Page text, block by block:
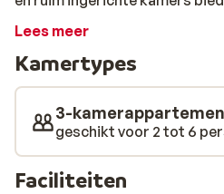
hebt na een actieve dag in de
centrum van Nova Levante.
loopafstand, dus je staat in
het terras geniet je van
de omliggende bergen – een
kop warme chocolademelk of
komt voor sportieve
Lees meer
Kamertypes
3-
geschikt voor 2 tot 6
Faciliteiten